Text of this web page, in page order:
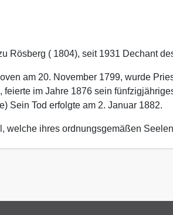
Rösberg ( 1804), seit 1931 Dechant
am 20. November 1799, wurde
im Jahre 1876 sein
Sein Tod erfolgte am 2. Januar 1882.
welche ihres ordnungsgemäßen